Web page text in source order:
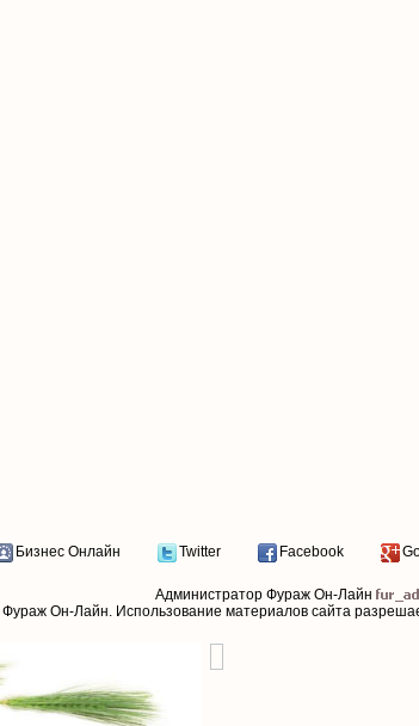
Бизнес Онлайн Twitter Facebook
Администратор Фураж Он-Лайн
Фураж Он-Лайн. Использование материалов сайта